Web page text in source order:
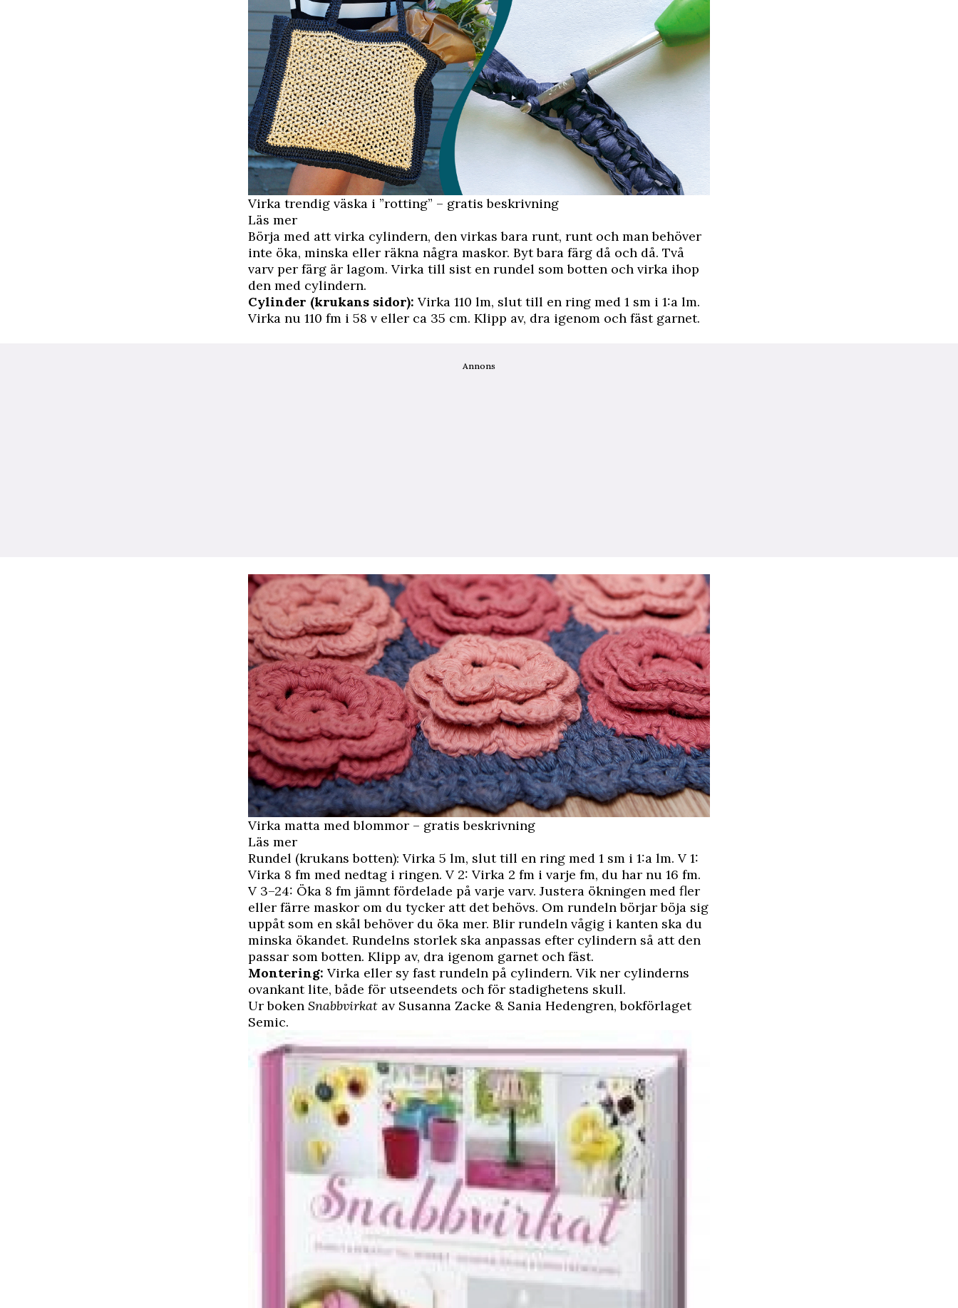
Virka trendig väska i ”rotting” – gratis beskrivning
Läs mer
Börja med att virka cylindern, den virkas bara runt, runt och man behöver
inte öka, minska eller räkna några maskor. Byt bara färg då och då. Två
varv per färg är lagom. Virka till sist en rundel som botten och virka ihop
den med cylindern.
Cylinder (krukans sidor): Virka 110 lm, slut till en ring med 1 sm i 1:a lm.
Virka nu 110 fm i 58 v eller ca 35 cm. Klipp av, dra igenom och fäst garnet.
Annons
Virka matta med blommor – gratis beskrivning
Läs mer
Rundel (krukans botten): Virka 5 lm, slut till en ring med 1 sm i 1:a lm. V 1:
Virka 8 fm med nedtag i ringen. V 2: Virka 2 fm i varje fm, du har nu 16 fm.
V 3–24: Öka 8 fm jämnt fördelade på varje varv. Justera ökningen med fler
eller färre maskor om du tycker att det behövs. Om rundeln börjar böja sig
uppåt som en skål behöver du öka mer. Blir rundeln vågig i kanten ska du
minska ökandet. Rundelns storlek ska anpassas efter cylindern så att den
passar som botten. Klipp av, dra igenom garnet och fäst.
Montering: Virka eller sy fast rundeln på cylindern. Vik ner cylinderns
ovankant lite, både för utseendets och för stadighetens skull.
Ur boken Snabbvirkat av Susanna Zacke & Sania Hedengren, bokförlaget
Semic.